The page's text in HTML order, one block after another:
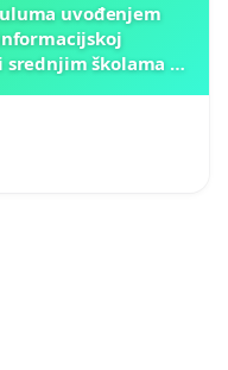
uvođenjem
srednjim školama u